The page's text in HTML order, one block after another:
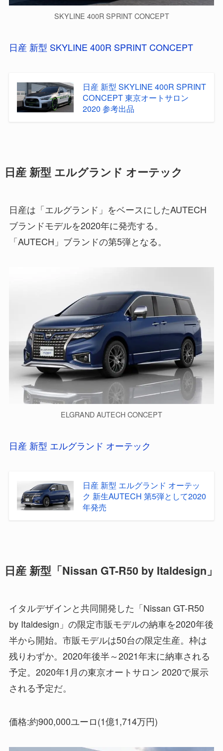
SKYLINE 400R SPRINT CONCEPT
日産 新型 SKYLINE 400R SPRINT CONCEPT
日産 新型 SKYLINE 400R SPRINT
CONCEPT 東京オートサロン
2020 参考出品
日産 新型 エルグランド オーテック
日産は「エルグランド」をベースにしたAUTECH
ブランドモデルを2020年に発売する。
「AUTECH」ブランドの第5弾となる。
ELGRAND AUTECH CONCEPT
日産 新型 エルグランド オーテック
日産 新型 エルグランド オーテッ
ク 新生AUTECH 第5弾として2020
年発売
日産 新型「Nissan GT-R50 by Italdesign」
イタルデザインと共同開発した「Nissan GT-R50
by Italdesign」の限定市販モデルの納車を2020年後
半から開始。市販モデルは50台の限定生産。枠は
残りわずか。2020年後半～2021年末に納車される
予定。2020年1月の東京オートサロン 2020で展示
される予定だ。
価格:約900,000ユーロ(1億1,714万円)